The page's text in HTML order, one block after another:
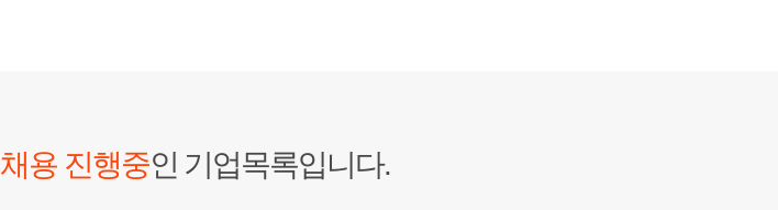
채용 진행중인 기업목록입니다.